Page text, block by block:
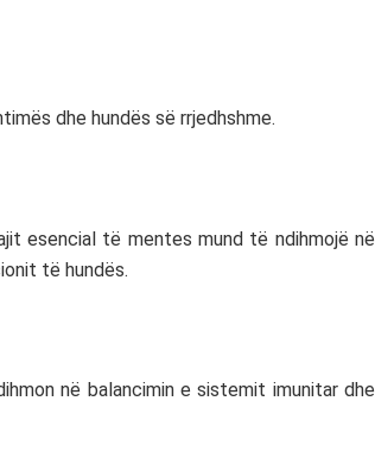
dhe hundës së rrjedhshme.
esencial të mentes mund të ndihmojë në
të hundës.
në balancimin e sistemit imunitar dhe